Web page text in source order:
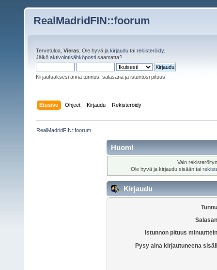
RealMadridFIN::foorum
Tervetuloa, Vieras . Ole hyvä ja kirjaudu tai rekisteröidy.
Jäikö aktivointisähköposti saamatta?
Kirjautuaksesi anna tunnus, salasana ja istuntosi pituus
Etusivu Ohjeet Kirjaudu Rekisteröidy
RealMadridFIN::foorum
Huom!
Vain
Ole hyvä ja kirjaudu sisään tai
Kirjaudu
Istunnon pituus
Pysy aina kirjautuneena